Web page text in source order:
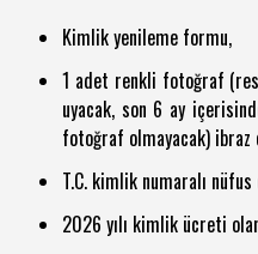
Kimlik yenileme formu,
1 adet renkli fotoğraf
uyacak, son 6 ay
fotoğraf olmayacak)
T.C. kimlik numaralı
2026 yılı kimlik ücreti